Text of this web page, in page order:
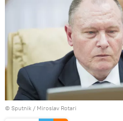
© Sputnik / Miroslav Rotari